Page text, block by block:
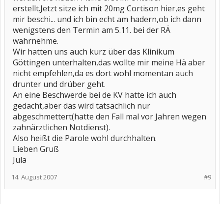
erstellt.Jetzt sitze ich mit 20mg Cortison hier,es geht
mir beschi... und ich bin echt am hadern,ob ich dann
wenigstens den Termin am 5.11. bei der RÄ
wahrnehme.
Wir hatten uns auch kurz über das Klinikum
Göttingen unterhalten,das wollte mir meine Hä aber
nicht empfehlen,da es dort wohl momentan auch
drunter und drüber geht.
An eine Beschwerde bei de KV hatte ich auch
gedacht,aber das wird tatsächlich nur
abgeschmettert(hatte den Fall mal vor Jahren wegen
zahnärztlichen Notdienst).
Also heißt die Parole wohl durchhalten.
Lieben Gruß
Jula
#9
14. August 2007